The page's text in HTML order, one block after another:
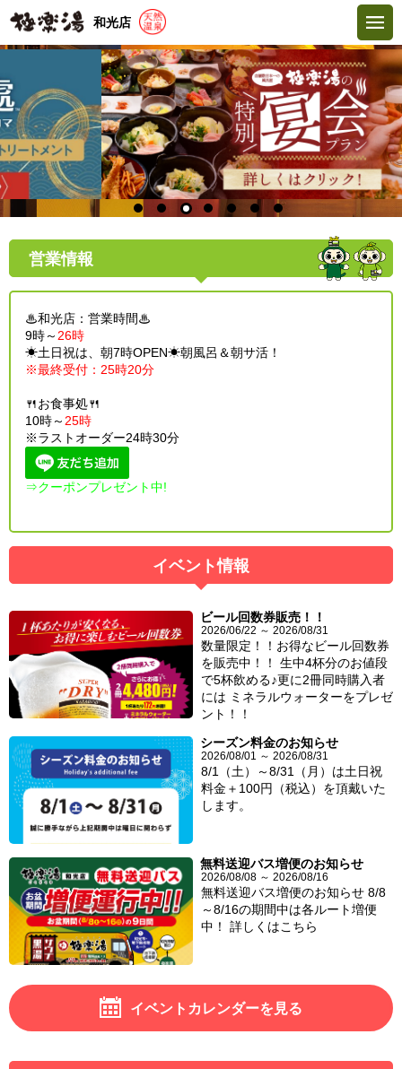
和光店
営業情報
♨和光店：営業時間♨
9時～ 26時
☀土日祝は、朝7時OPEN☀朝風呂＆朝サ活！
※最終受付：25時20分
🍴お食事処🍴
10時～ 25時
※ラストオーダー24時30分
⇒クーポンプレゼント中!
イベント情報
ビール回数券販売！！
2026/06/22 ～ 2026/08/31
数量限定！！お得なビール回数券
を販売中！！ 生中4杯分のお値段
で5杯飲める♪更に2冊同時購入者
には ミネラルウォーターをプレゼ
ント！！
シーズン料金のお知らせ
2026/08/01 ～ 2026/08/31
8/1（土）～8/31（月）は土日祝
料金＋100円（税込）を頂戴いた
します。
無料送迎バス増便のお知らせ
2026/08/08 ～ 2026/08/16
無料送迎バス増便のお知らせ 8/8
～8/16の期間中は各ルート増便
中！ 詳しくはこちら
イベントカレンダーを見る